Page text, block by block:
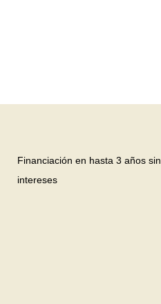
Financiación en hasta 3 años sin
intereses